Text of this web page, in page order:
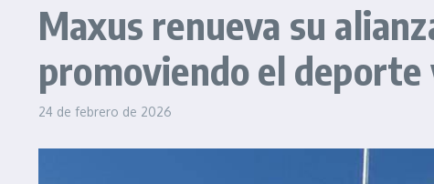
Maxus renueva su
promoviendo el deporte
24 de febrero de 2026